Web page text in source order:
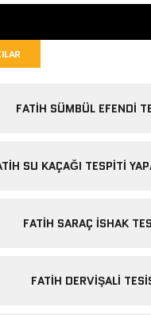
FATIH SÜMBÜL EFENDI
SU KAÇAĞI TESPITI
FATIH SARAÇ ISHAK
FATIH DERVIŞALI